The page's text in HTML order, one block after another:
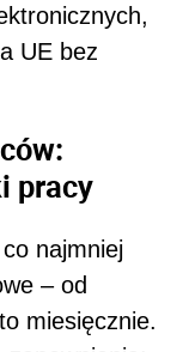
UE bez
pracy
najmniej
– od
miesięcznie.